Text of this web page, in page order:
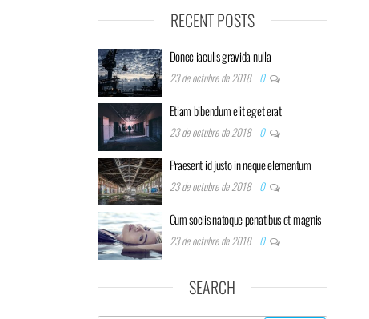
RECENT POSTS
Donec iaculis gravida nulla
23 de octubre de 2018 0
Etiam bibendum elit eget erat
23 de octubre de 2018 0
Praesent id justo in neque elementum
23 de octubre de 2018 0
Cum sociis natoque penatibus et magnis
23 de octubre de 2018 0
SEARCH